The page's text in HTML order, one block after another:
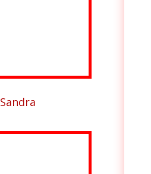
Sandra